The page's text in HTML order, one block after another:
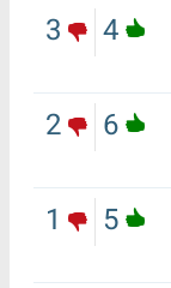
4
3
6
2
5
1